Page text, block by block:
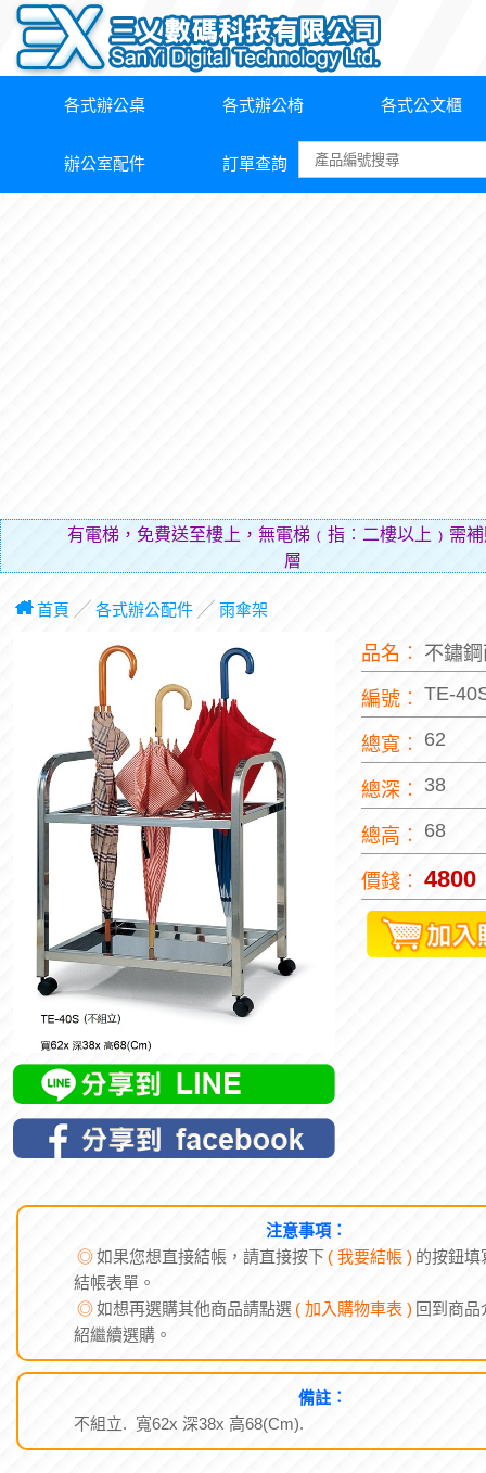
各式辦公桌 各式辦公椅 各式公文櫃
辦公室配件 訂單查詢
有電梯，免費送至樓上，無電梯﹙指︰二樓以上﹚需
層費用（
首頁 ╱ 各式辦公配件╱ 雨傘架
品名︰ 不鏽
編號︰ TE-
總寬︰ 62
總深︰ 38
總高︰ 68
價錢︰ 4800
注意事項︰
◎如果您想直接結帳，請直接按下 ( 我要結帳 ) 的按鈕填
結帳表單。
◎如想再選購其他商品請點選 ( 加入購物車表 ) 回到商品
紹繼續選購。
備註︰
不組立. 寬62x 深38x 高68(Cm).